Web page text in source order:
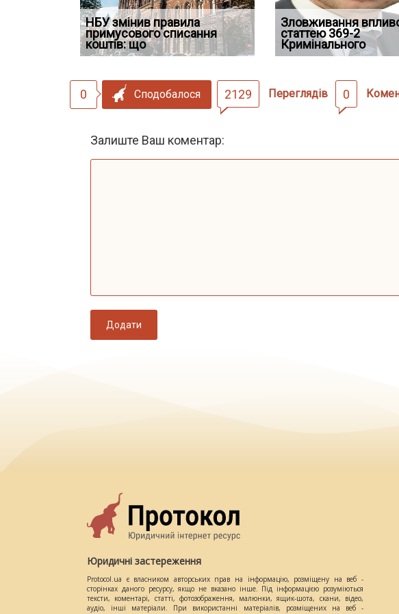
НБУ змінив правила
примусового списання
коштів: що
Якщо суд встановив
відшкодування шкоди
наявніс
Водії можуть отримати
компенсацію за незаконні
дії
Зловживання
статтею 369-2
Кримінального
Особливості
кримінальному
провадженні: я
0 Сподобалося 2129 Переглядів 0
Залиште Ваш коментар:
Додати
Юридичні застереження
Protocol.ua є власником авторських прав на інформацію, розміщену на веб -
сторінках даного ресурсу, якщо не вказано інше. Під інформацією розуміються
тексти, коментарі, статті, фотозображення, малюнки, ящик-шота, скани, відео,
аудіо, інші матеріали. При використанні матеріалів, розміщених на веб -